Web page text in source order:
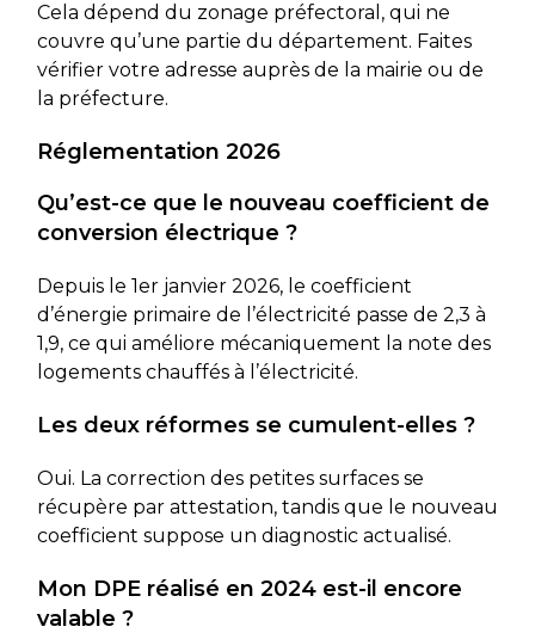
Cela dépend du zonage préfectoral, qui ne
couvre qu’une partie du département. Faites
vérifier votre adresse auprès de la mairie ou de
la préfecture.
Réglementation 2026
Qu’est-ce que le nouveau coefficient de
conversion électrique ?
Depuis le 1er janvier 2026, le coefficient
d’énergie primaire de l’électricité passe de 2,3 à
1,9, ce qui améliore mécaniquement la note des
logements chauffés à l’électricité.
Les deux réformes se cumulent-elles ?
Oui. La correction des petites surfaces se
récupère par attestation, tandis que le nouveau
coefficient suppose un diagnostic actualisé.
Mon DPE réalisé en 2024 est-il encore
valable ?